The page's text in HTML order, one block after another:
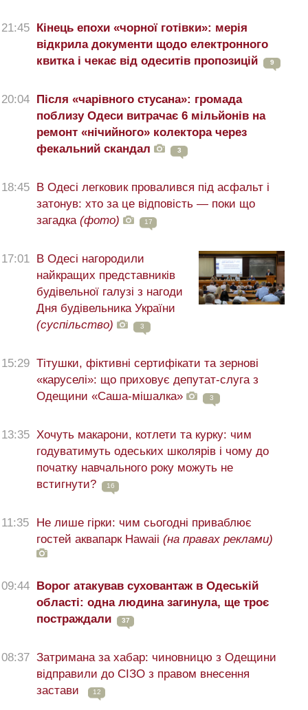
21:45
Кінець епохи «чорної готівки»: мерія
відкрила документи щодо електронного
квитка і чекає від одеситів пропозицій
9
20:04
Після «чарівного стусана»: громада
поблизу Одеси витрачає 6 мільйонів на
ремонт «нічийного» колектора через
фекальний скандал
3
18:45
В Одесі легковик провалився під асфальт і
затонув: хто за це відповість — поки що
загадка (фото) 17
17:01
В Одесі нагородили
найкращих представників
будівельної галузі з нагоди
Дня будівельника України
(суспільство)
3
15:29 Тітушки, фіктивні сертифікати та зернові
«каруселі»: що приховує депутат-слуга з
Одещини «Саша-мішалка»
3
13:35 Хочуть макарони, котлети та курку: чим
годуватимуть одеських школярів і чому до
початку навчального року можуть не
встигнути?
16
11:35
Не лише гірки: чим сьогодні приваблює
гостей аквапарк Hawaii (на правах реклами)
09:44
Ворог атакував суховантаж в Одеській
області: одна людина загинула, ще троє
постраждали
37
08:37 Затримана за хабар: чиновницю з Одещини
відправили до СІЗО з правом внесення
застави
12